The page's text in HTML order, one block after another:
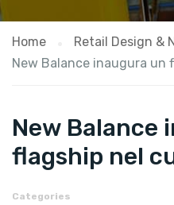
Home
Retail Design &
New Balance inaugura un
New Balance
flagship nel
Categories